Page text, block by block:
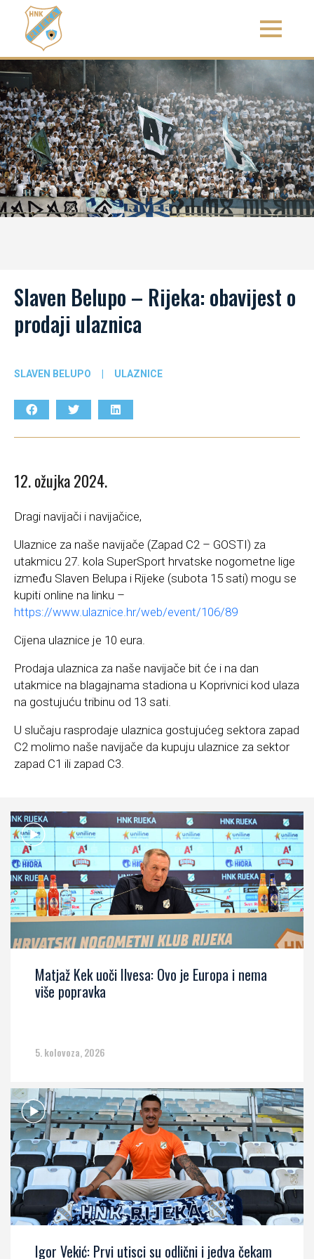
Slaven Belupo – Rijeka: obavijest o
prodaji ulaznica
SLAVEN BELUPO | ULAZNICE
12. ožujka 2024.
Dragi navijači i navijačice,
Ulaznice za naše navijače (Zapad C2 – GOSTI) za
utakmicu 27. kola SuperSport hrvatske nogometne lige
između Slaven Belupa i Rijeke (subota 15 sati) mogu se
kupiti online na linku –
https://www.ulaznice.hr/web/event/106/89
Cijena ulaznice je 10 eura.
Prodaja ulaznica za naše navijače bit će i na dan
utakmice na blagajnama stadiona u Koprivnici kod ulaza
na gostujuću tribinu od 13 sati.
U slučaju rasprodaje ulaznica gostujućeg sektora zapad
C2 molimo naše navijače da kupuju ulaznice za sektor
zapad C1 ili zapad C3.
Matjaž Kek uoči Ilvesa: Ovo je Europa i nema
više popravka
5. kolovoza, 2026
Igor Vekić: Prvi utisci su odlični i jedva čekam